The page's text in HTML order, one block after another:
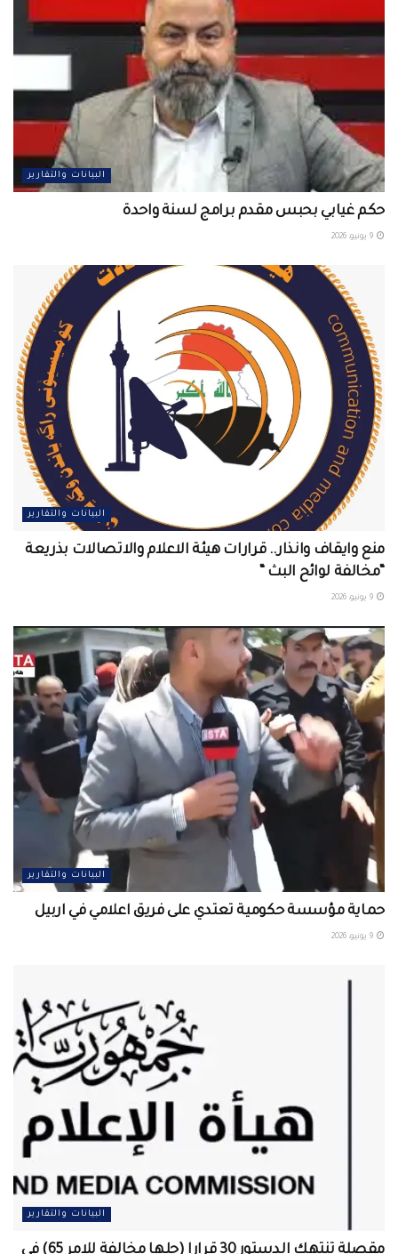
البيانات والتقارير
حكم غيابي بحبس مقدم برامج لسنة واحدة
البيانات والتقارير
منع وايقاف وانذار.. قرارات هيئة الاعلام والاتصالات بذريعة
“مخالفة لوائح البث “
البيانات والتقارير
حماية مؤسسة حكومية تعتدي على فريق اعلامي في اربيل ‏
البيانات والتقارير
مقصلة تنتهك الدستور 30 قرارا (جلها مخالفة للامر 65) في